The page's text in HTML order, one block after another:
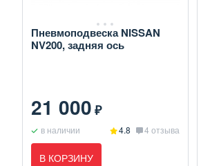
Пневмоподвеска NISSAN
NV200, задняя ось
21 000₽
в наличии 4.8 4 отзыва
В КОРЗИНУ